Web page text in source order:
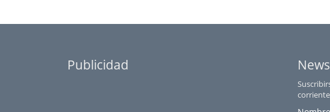
Publicidad